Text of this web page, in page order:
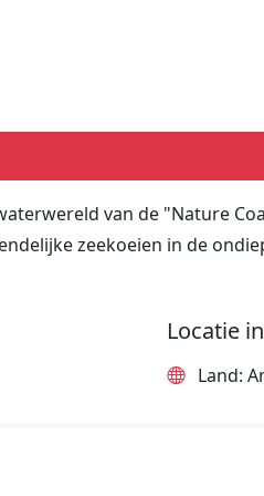
van de "Nature
zeekoeien in de
Locatie
Land: